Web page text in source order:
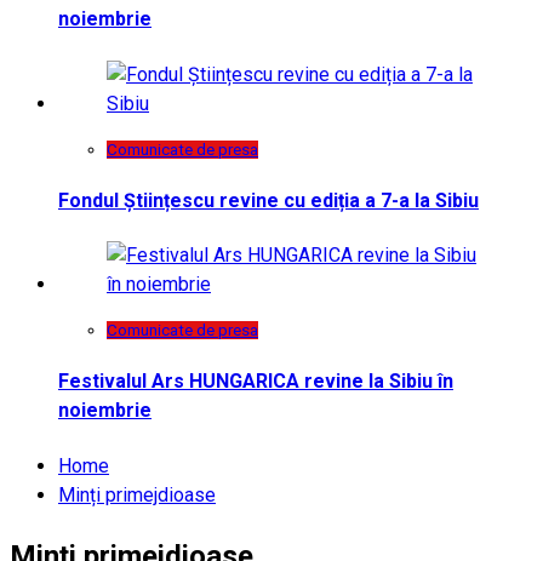
noiembrie
Comunicate de presa
Fondul Științescu revine cu ediția a 7-a la Sibiu
Comunicate de presa
Festivalul Ars HUNGARICA revine la Sibiu în
noiembrie
Home
Minți primejdioase